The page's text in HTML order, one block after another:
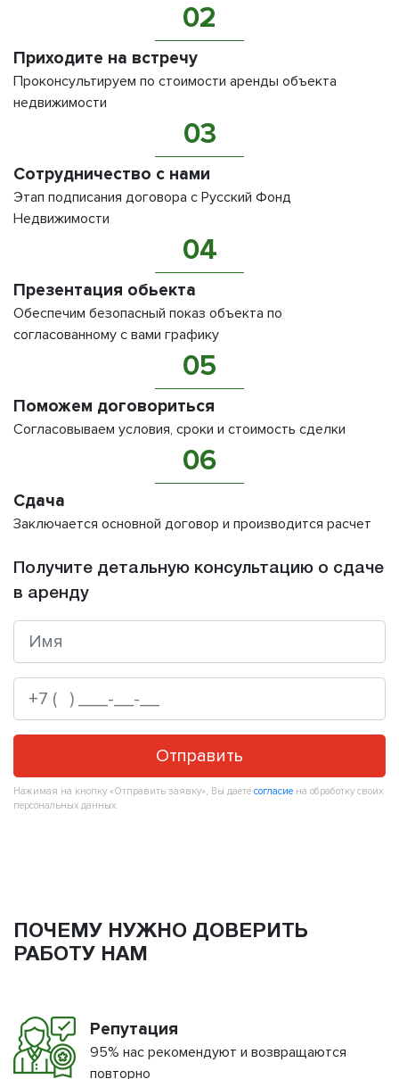
02
Приходите на встречу
Проконсультируем по стоимости аренды объекта
недвижимости
03
Сотрудничество с нами
Этап подписания договора с Русский Фонд
Недвижимости
04
Презентация обьекта
Обеспечим безопасный показ объекта по
согласованному с вами графику
05
Поможем договориться
Согласовываем условия, сроки и стоимость сделки
06
Сдача
Заключается основной договор и производится расчет
Получите детальную консультацию о сдаче
в аренду
Отправить
Нажимая на кнопку «Отправить заявку», Вы даете согласие на обработку своих
персональных данных.
ПОЧЕМУ НУЖНО ДОВЕРИТЬ
РАБОТУ НАМ
Репутация
95% нас рекомендуют и возвращаются
повторно